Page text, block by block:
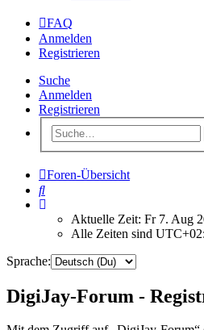
FAQ
Anmelden
Registrieren
Suche
Anmelden
Registrieren
Foren-Übersicht
Suche
Aktuelle Zeit: Fr 7. Aug
Alle Zeiten sind
Sprache:
DigiJay-Forum -